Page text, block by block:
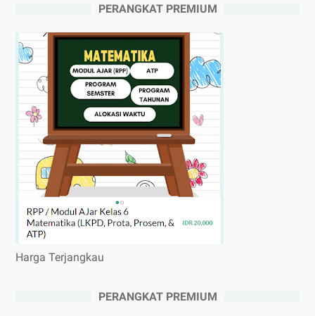
PERANGKAT PREMIUM
Harga Terjangkau
PERANGKAT PREMIUM